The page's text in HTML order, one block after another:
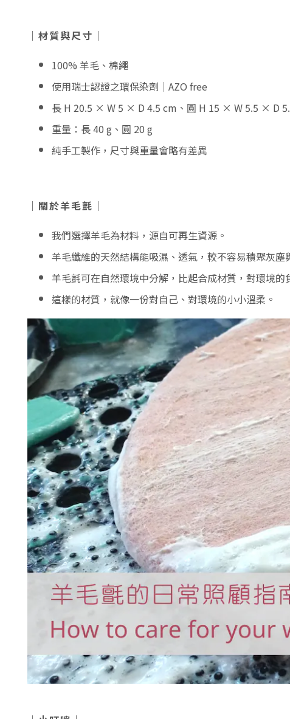
｜材質與尺寸｜
100% 羊毛、棉繩
使用瑞士認證之環保染劑｜AZO free
長 H 20.5 × W 5 × D 4.5 cm、圓 H 15 × W 5.5 × D
重量：長 40 g 、圓 20 g
純手工製作，尺寸與重量會略有差異
｜關於羊毛氈｜
我們選擇羊毛為材料，源自可再生資源。
羊毛纖維的天然結構能吸濕、透氣，較不容易積聚灰
羊毛氈可在自然環境中分解，比起合成材質，對環境的
這樣的材質，就像一份對自己、對環境的小小溫柔。